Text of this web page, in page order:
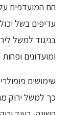
הם המועדפים
עדיפים בשל
בניגוד למשל
ומועדונים
שימושים
כך למשל ירוק